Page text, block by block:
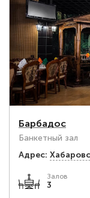
Барбадос
Банкетный зал
Адрес:
Залов
3